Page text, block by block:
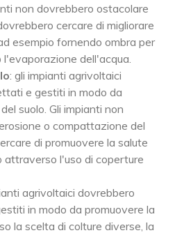
non dovrebbero ostacolare
cercare di migliorare
esempio fornendo ombra per
dell'acqua.
: gli impianti agrivoltaici
e gestiti in modo da
suolo. Gli impianti non
o compattazione del
di promuovere la salute
attraverso l'uso di coperture
agrivoltaici dovrebbero
in modo da promuovere la
la scelta di colture diverse, la